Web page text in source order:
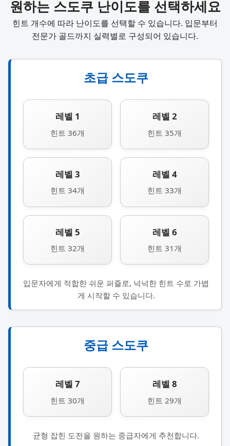
원하는 스도쿠 난이도를 선택하세요
힌트 개수에 따라 난이도를 선택할 수 있습니다. 입문부터
전문가 골드까지 실력별로 구성되어 있습니다.
초급 스도쿠
레벨 1
힌트 36개
레벨 2
힌트 35개
레벨 3
힌트 34개
레벨 4
힌트 33개
레벨 5
힌트 32개
레벨 6
힌트 31개
입문자에게 적합한 쉬운 퍼즐로, 넉넉한 힌트 수로 가볍
게 시작할 수 있습니다.
중급 스도쿠
레벨 7
힌트 30개
레벨 8
힌트 29개
균형 잡힌 도전을 원하는 중급자에게 추천합니다.